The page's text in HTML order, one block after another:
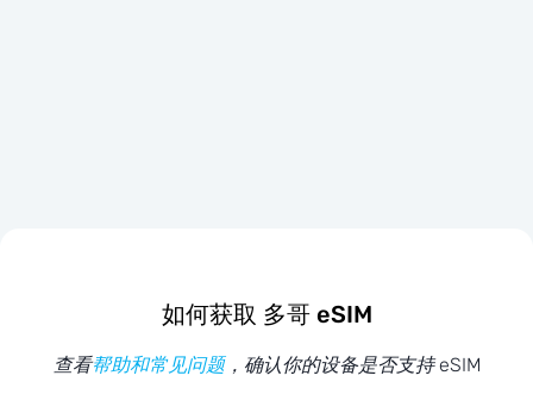
如何获取 多哥 eSIM
查看帮助和常见问题，确认你的设备是否支持 eSIM